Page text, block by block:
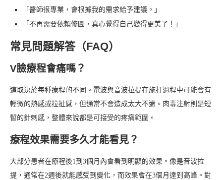
「醫師很專業，會根據我的需求給予建議。」
「不再需要依賴修圖，真心覺得自己變得更美了！」
常見問題解答（FAQ）
V臉療程會痛嗎？
這取決於每種療程的不同。電波與音波拉提在施打過程中可能會有
輕微的熱感或拉扯感，但通常不會造成太大不適。肉毒注射則是短
暫的針刺感，整體來說都是可接受的疼痛範圍。
療程效果需要多久才能看見？
大部分患者在療程後1到3個月內會看到明顯的效果。像是音波拉
提，通常在2週後就能感受到變化，而效果會在3個月達到高峰。對